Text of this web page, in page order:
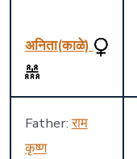
अनिता(काळे)
Father:राम
कृष्ण